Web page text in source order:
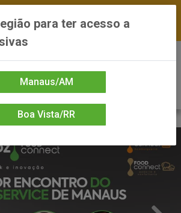
do site — Entrega em até 24h
para ter acesso a
Manaus/AM
Boa Vista/RR